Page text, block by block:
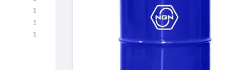
1
1
1